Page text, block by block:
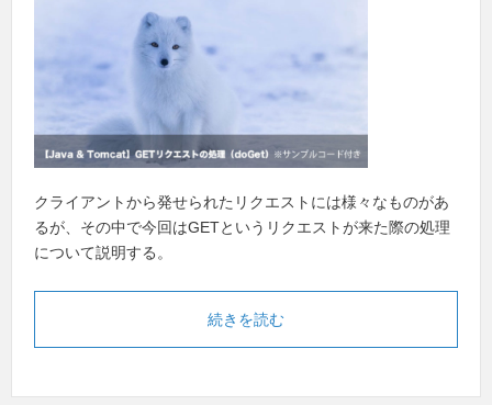
クライアントから発せられたリクエストには様々なものがあ
るが、その中で今回はGETというリクエストが来た際の処理
について説明する。
続きを読む